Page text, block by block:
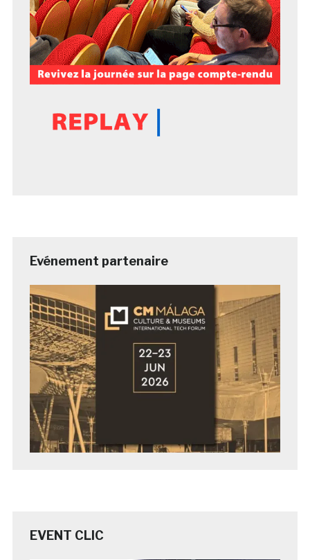
Evénement partenaire
EVENT CLIC